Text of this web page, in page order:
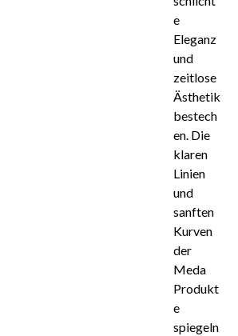
e
Eleganz
und
zeitlose
Ästhetik
bestech
en. Die
klaren
Linien
und
sanften
Kurven
der
Meda
Produkt
e
spiegeln